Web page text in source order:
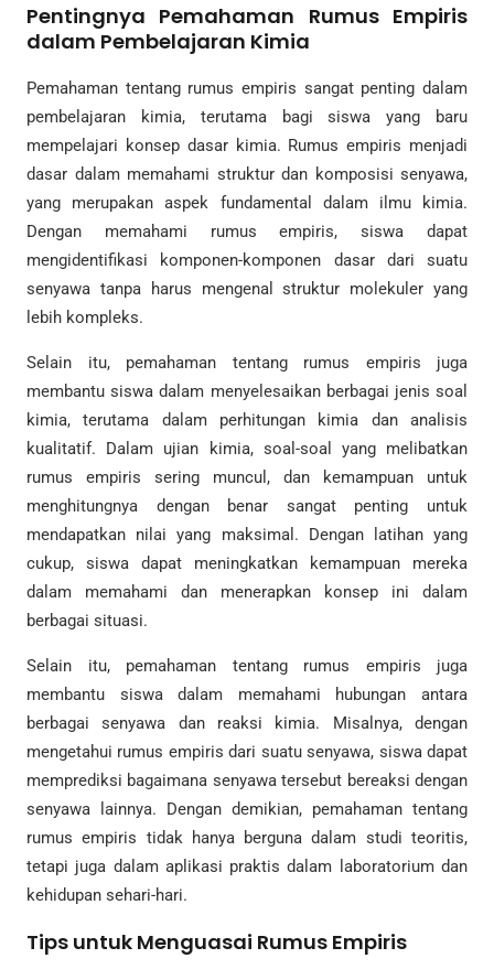
Pentingnya Pemahaman Rumus Empiris
dalam Pembelajaran Kimia
Pemahaman tentang rumus empiris sangat penting dalam
pembelajaran kimia, terutama bagi siswa yang baru
mempelajari konsep dasar kimia. Rumus empiris menjadi
dasar dalam memahami struktur dan komposisi senyawa,
yang merupakan aspek fundamental dalam ilmu kimia.
Dengan memahami rumus empiris, siswa dapat
mengidentifikasi komponen-komponen dasar dari suatu
senyawa tanpa harus mengenal struktur molekuler yang
lebih kompleks.
Selain itu, pemahaman tentang rumus empiris juga
membantu siswa dalam menyelesaikan berbagai jenis soal
kimia, terutama dalam perhitungan kimia dan analisis
kualitatif. Dalam ujian kimia, soal-soal yang melibatkan
rumus empiris sering muncul, dan kemampuan untuk
menghitungnya dengan benar sangat penting untuk
mendapatkan nilai yang maksimal. Dengan latihan yang
cukup, siswa dapat meningkatkan kemampuan mereka
dalam memahami dan menerapkan konsep ini dalam
berbagai situasi.
Selain itu, pemahaman tentang rumus empiris juga
membantu siswa dalam memahami hubungan antara
berbagai senyawa dan reaksi kimia. Misalnya, dengan
mengetahui rumus empiris dari suatu senyawa, siswa dapat
memprediksi bagaimana senyawa tersebut bereaksi dengan
senyawa lainnya. Dengan demikian, pemahaman tentang
rumus empiris tidak hanya berguna dalam studi teoritis,
tetapi juga dalam aplikasi praktis dalam laboratorium dan
kehidupan sehari-hari.
Tips untuk Menguasai Rumus Empiris